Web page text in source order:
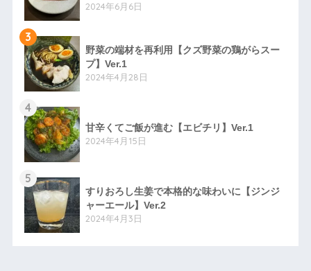
2024年6月6日
3
野菜の端材を再利用【クズ野菜の鶏がらスー
プ】Ver.1
2024年4月28日
4
甘辛くてご飯が進む【エビチリ】Ver.1
2024年4月15日
5
すりおろし生姜で本格的な味わいに【ジンジ
ャーエール】Ver.2
2024年4月3日